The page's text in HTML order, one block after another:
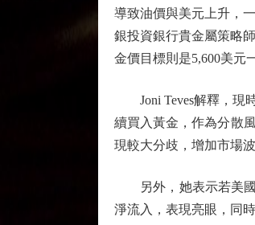
導致油價與美元上升，
銀投資銀行貴金屬策略
金價目標則是5,600美元
Joni Teves解釋，現時
續買入黃金，作為分散
現較大分歧，增加市場
另外，她表示若美國
淨流入，表現亮眼，同